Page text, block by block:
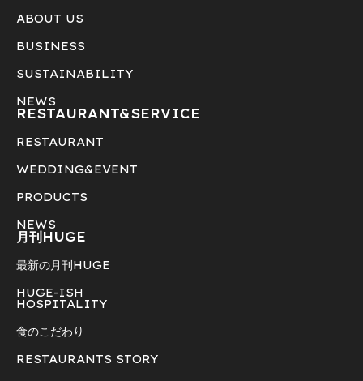
ABOUT US
BUSINESS
SUSTAINABILITY
NEWS
RESTAURANT&SERVICE
RESTAURANT
WEDDING&EVENT
PRODUCTS
NEWS
月刊HUGE
最新の月刊HUGE
HUGE-ISH
HOSPITALITY
食のこだわり
RESTAURANTS STORY